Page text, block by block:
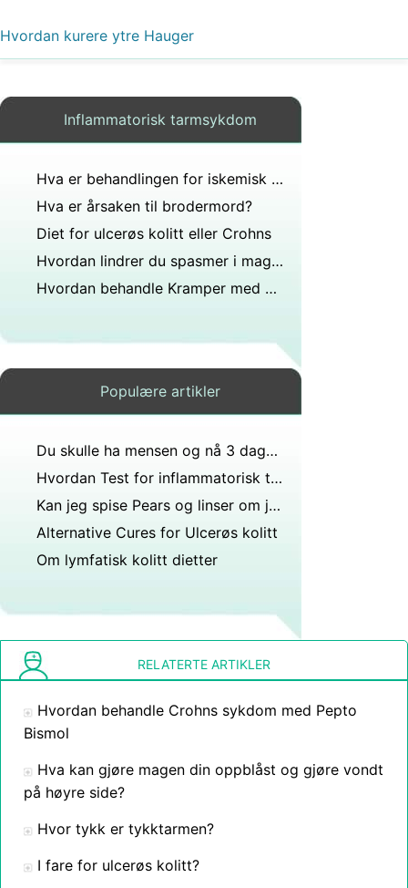
Hvordan kurere ytre Hauger
Inflammatorisk tarmsykdom
Hva er behandlingen for iskemisk kolitt
Hva er årsaken til brodermord?
Diet for ulcerøs kolitt eller Crohns
Hvordan lindrer du spasmer i mage-tarmkanalen?
Hvordan behandle Kramper med diaré og rektalblødning
Populære artikler
Du skulle ha mensen og nå 3 dager forsinket har du vært hoven hele måneden oppblåst syk til mage veldig vonde smerter i underlivet?
Hvordan Test for inflammatorisk tarmsykdom
Kan jeg spise Pears og linser om jeg har Crohns sykdom ?
Alternative Cures for Ulcerøs kolitt
Om lymfatisk kolitt dietter
RELATERTE ARTIKLER
Hvordan behandle Crohns sykdom med Pepto
Bismol
Hva kan gjøre magen din oppblåst og gjøre vondt
på høyre side?
Hvor tykk er tykktarmen?
I fare for ulcerøs kolitt?